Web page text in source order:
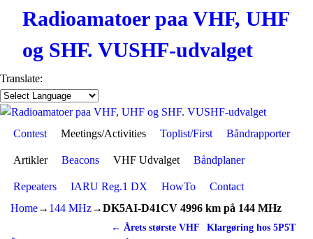
Radioamatoer paa VHF, UHF
og SHF. VUSHF-udvalget
Translate:
Skip to primary content
Skip to secondary content
Contest Meetings/Activities Toplist/First Båndrapporter
Artikler Beacons VHF Udvalget Båndplaner
Repeaters IARU Reg.1 DX HowTo
Contact
Home→ 144 MHz→DK5AI-D41CV 4996 km på 144 MHz
Post navigation
← Årets største VHF
Klargøring hos 5P5T